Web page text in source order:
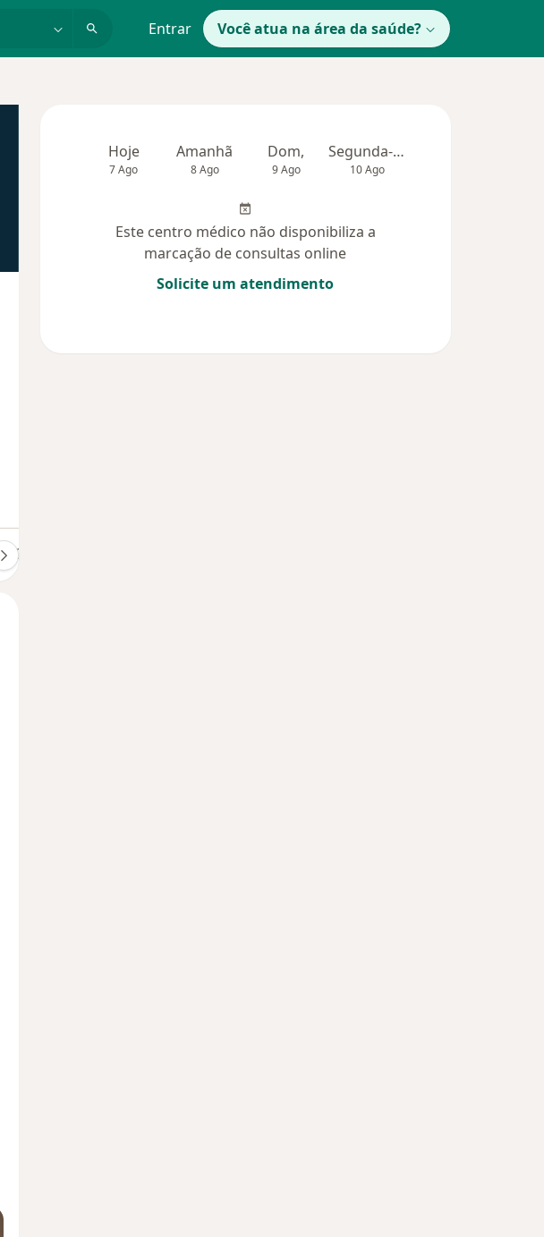
Entrar Você atua na área da saúde?
Opiniões (154)
Hoje
7 Ago
Amanhã
8 Ago
Dom,
9 Ago
Segunda-feira
10 Ago
Este centro médico não disponibiliza a
marcação de consultas online
Solicite um atendimento